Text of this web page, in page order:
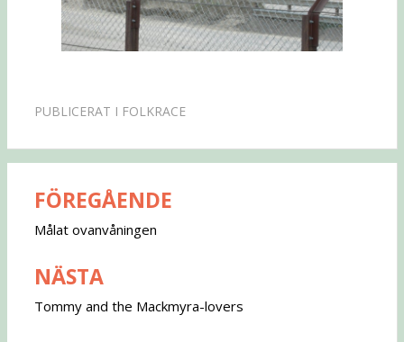
PUBLICERAT I FOLKRACE
Inläggsnavigering
FÖREGÅENDE
Målat ovanvåningen
NÄSTA
Tommy and the Mackmyra-lovers